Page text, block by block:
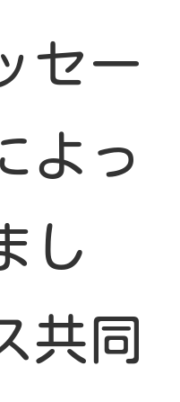
セー
よっ
し
共同